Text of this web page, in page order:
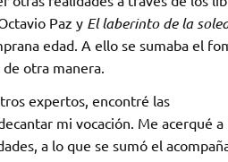
Paz y El laberinto de la
edad. A ello se sumaba el
otra manera.
expertos, encontré las
mi vocación. Me acerqué a
a lo que se sumó el